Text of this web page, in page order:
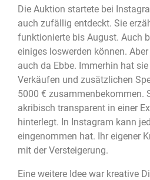
Die Auktion startete bei
auch zufällig entdeckt. Sie
funktionierte bis August. Auch
einiges loswerden können.
auch da Ebbe. Immerhin hat
Verkäufen und zusätzlichen
5000 € zusammenbekommen.
akribisch transparent in einer
hinterlegt. In Instagram kann
eingenommen hat. Ihr eigener
mit der Versteigerung.
Eine weitere Idee war kreative